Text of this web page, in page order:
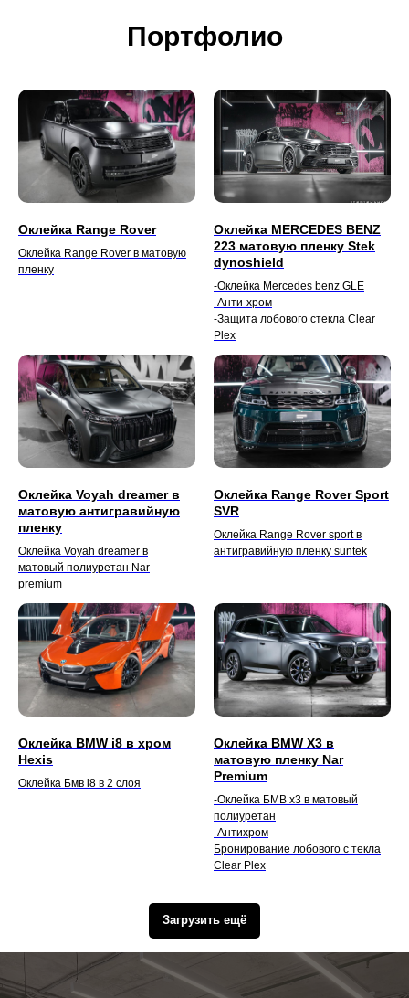
Портфолио
Оклейка Range Rover
Оклейка Range Rover в матовую
пленку
Оклейка MERCEDES BENZ
223 матовую пленку Stek
dynoshield
-Оклейка Mercedes benz GLE
-Анти-хром
-Защита лобового стекла Clear
Plex
Оклейка Voyah dreamer в
матовую антигравийную
пленку
Оклейка Voyah dreamer в
матовый полиуретан Nar
premium
Оклейка Range Rover Sport
SVR
Оклейка Range Rover sport в
антигравийную пленку suntek
Оклейка BMW i8 в хром
Hexis
Оклейка Бмв i8 в 2 слоя
Оклейка BMW X3 в
матовую пленку Nar
Premium
-Оклейка БМВ х3 в матовый
полиуретан
-Антихром
Бронирование лобового с текла
Clear Plex
Загрузить ещё